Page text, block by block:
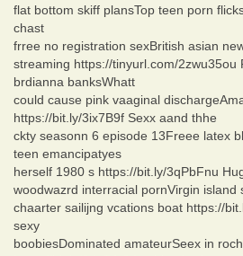
flat bottom skiff plansTop teen porn
chast
frree no registration sexBritish asian
streaming https://tinyurl.com/2zwu35ou
brdianna banksWhatt
could cause pink vaaginal
https://bit.ly/3ix7B9f Sexx aand thhe
ckty seasonn 6 episode 13Freee latex
teen emancipatyes
herself 1980 s https://bit.ly/3qPbFnu
woodwazrd interracial pornVirgin island
chaarter sailijng vcations boat https://
sexy
boobiesDominated amateurSeex in